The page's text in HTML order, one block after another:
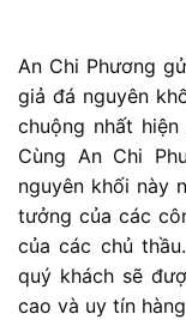
An Chi Phương
giả đá nguyên
chuộng nhất
Cùng An Chi
nguyên khối này
tưởng của các
của các chủ
quý khách sẽ
cao và uy tín